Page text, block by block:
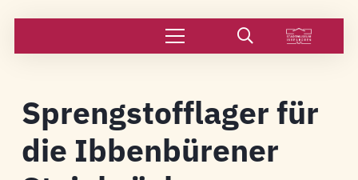
Sprengstofflager für
die Ibbenbürener